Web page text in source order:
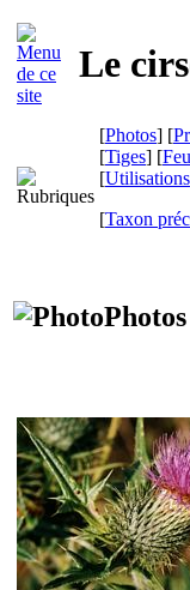
Le
[Photos] [
[Tiges] [
[Utilisations
[Taxon
Photos